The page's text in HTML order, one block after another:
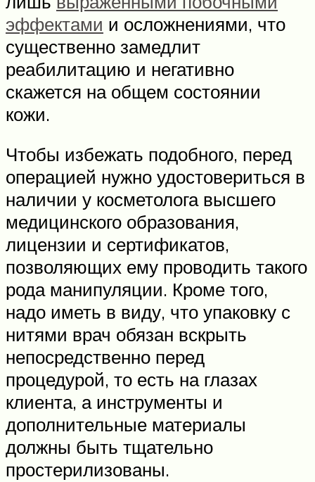
эффектами и осложнениями, что
существенно замедлит
реабилитацию и негативно
скажется на общем состоянии
кожи.
Чтобы избежать подобного, перед
операцией нужно удостовериться в
наличии у косметолога высшего
медицинского образования,
лицензии и сертификатов,
позволяющих ему проводить такого
рода манипуляции. Кроме того,
надо иметь в виду, что упаковку с
нитями врач обязан вскрыть
непосредственно перед
процедурой, то есть на глазах
клиента, а инструменты и
дополнительные материалы
должны быть тщательно
простерилизованы.